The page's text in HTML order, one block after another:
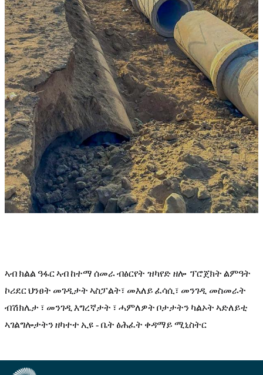
ኣብ ክልል ዓፋርኣብ ከተማ ሰመራብፅርየት ዝካየድ ዘሎ ፕሮጀክት ልምዓት
ኮሪደርህንፀት መገዲታት ኣስፓልት፣ መእለይ ፈሳሲ፣ መንገዲ መስመራት
ብሽክሌታ ፣ መንገዲእግረኛታት ፣ ሓምለዎት ቦታታትን ካልኦት ኣድለይቲ
ኣገልግሎታትንዘካተተ ኢዩ - ቤት ፅሕፈት ቀዳማይ ሚኒስትር